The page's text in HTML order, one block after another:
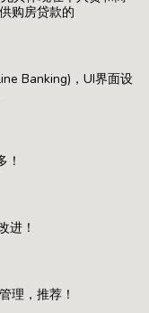
购房贷款的
Banking)，UI界面设
！
进！
理，推荐！